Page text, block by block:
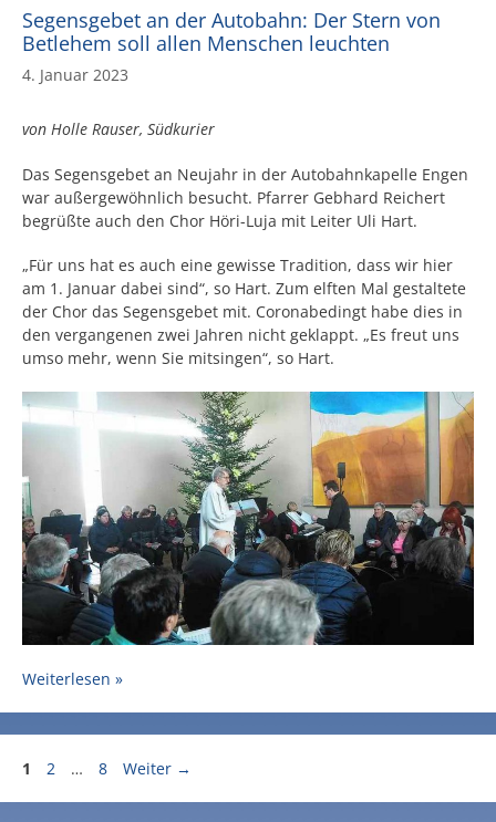
Segensgebet an der Autobahn: Der Stern von
Betlehem soll allen Menschen leuchten
4. Januar 2023
von Holle Rauser, Südkurier
Das Segensgebet an Neujahr in der Autobahnkapelle Engen
war außergewöhnlich besucht. Pfarrer Gebhard Reichert
begrüßte auch den Chor Höri-Luja mit Leiter Uli Hart.
„Für uns hat es auch eine gewisse Tradition, dass wir hier
am 1. Januar dabei sind“, so Hart. Zum elften Mal gestaltete
der Chor das Segensgebet mit. Coronabedingt habe dies in
den vergangenen zwei Jahren nicht geklappt. „Es freut uns
umso mehr, wenn Sie mitsingen“, so Hart.
Weiterlesen »
Seite
1 Seite
2 … Seite
8 Weiter →